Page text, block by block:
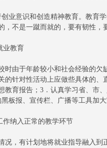
意识和创造精神教育。教育学
，不是一蹴而就的，要有韧性，
教育
由于年龄较小和社会经验的欠
的针对性活动上应做些具体的
教育报告；3．认真学习省、市
板报、宣传栏、广播等工具加
纳入正常的教学环节
，有计划地将就业指导融入到